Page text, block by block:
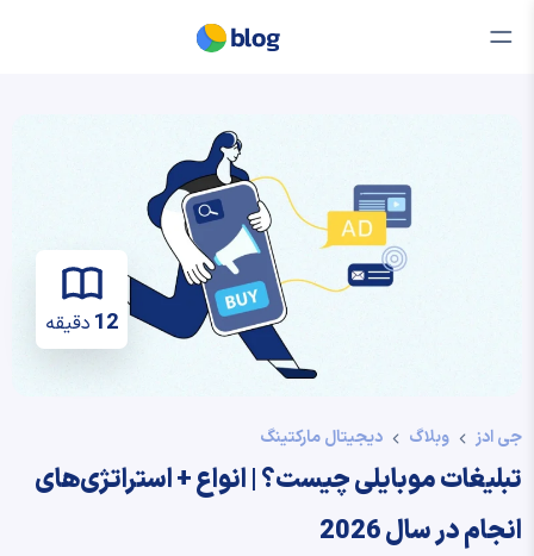
12 دقیقه
جی ادز وبلاگ دیجیتال مارکتینگ
تبلیغات موبایلی چیست؟ | انواع + استراتژی‌های
انجام در سال 2026